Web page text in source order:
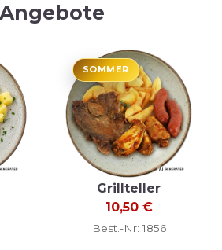
Angebote
SOMMER
Grillteller
10,50 €
Best.-Nr: 1856